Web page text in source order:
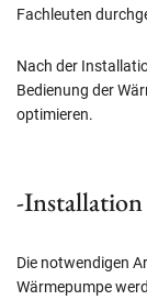
Fachleuten
Nach der
Bedienung der
optimieren.
-
Die notwendigen
Wärmepumpe